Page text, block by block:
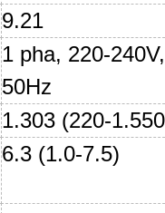
9.21
1 pha, 220-240V,
50Hz
1.303 (220-
6.3 (1.0-7.5)